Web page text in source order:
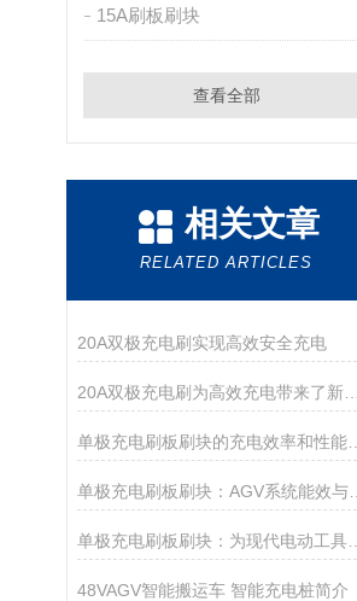
15A刷板刷块
查看全部
相关文章
RELATED ARTICLES
20A双极充电刷实现高效安全充电
20A双极充电刷为高效充电带来了新的解决方案
单极充电刷板刷块的充电效率和性能参数是多少？
单极充电刷板刷块：AGV系统能效与可靠性的保障
单极充电刷板刷块：为现代电动工具带来无缝能量传递
48VAGV智能搬运车 智能充电桩简介